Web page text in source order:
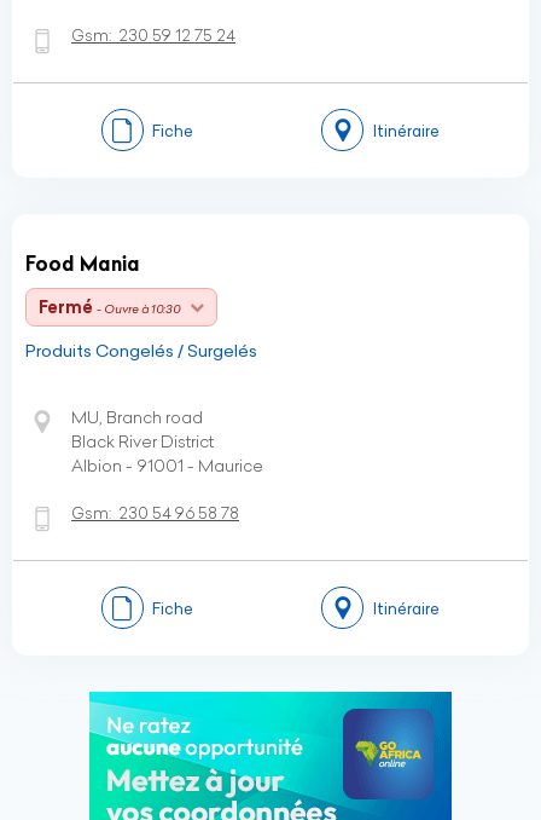
Gsm: 230 59 12 75 24
Fiche Itinéraire
Food Mania
Fermé - Ouvre à 10:30
Produits Congelés / Surgelés
MU, Branch road
Black River District
Albion - 91001 - Maurice
Gsm: 230 54 96 58 78
Fiche Itinéraire